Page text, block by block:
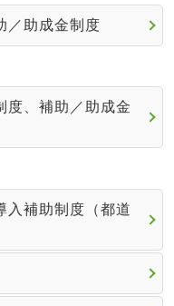
／助成金制度
度、補助／助成金
入補助制度（都道